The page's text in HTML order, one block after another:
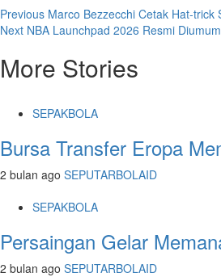
Post
navigation
Previous Marco Bezzecchi Cetak Hat-
Next NBA Launchpad 2026 Resmi
More Stories
SEPAKBOLA
Bursa Transfer Eropa
2 bulan ago SEPUTARBOLAID
SEPAKBOLA
Persaingan Gelar
2 bulan ago SEPUTARBOLAID